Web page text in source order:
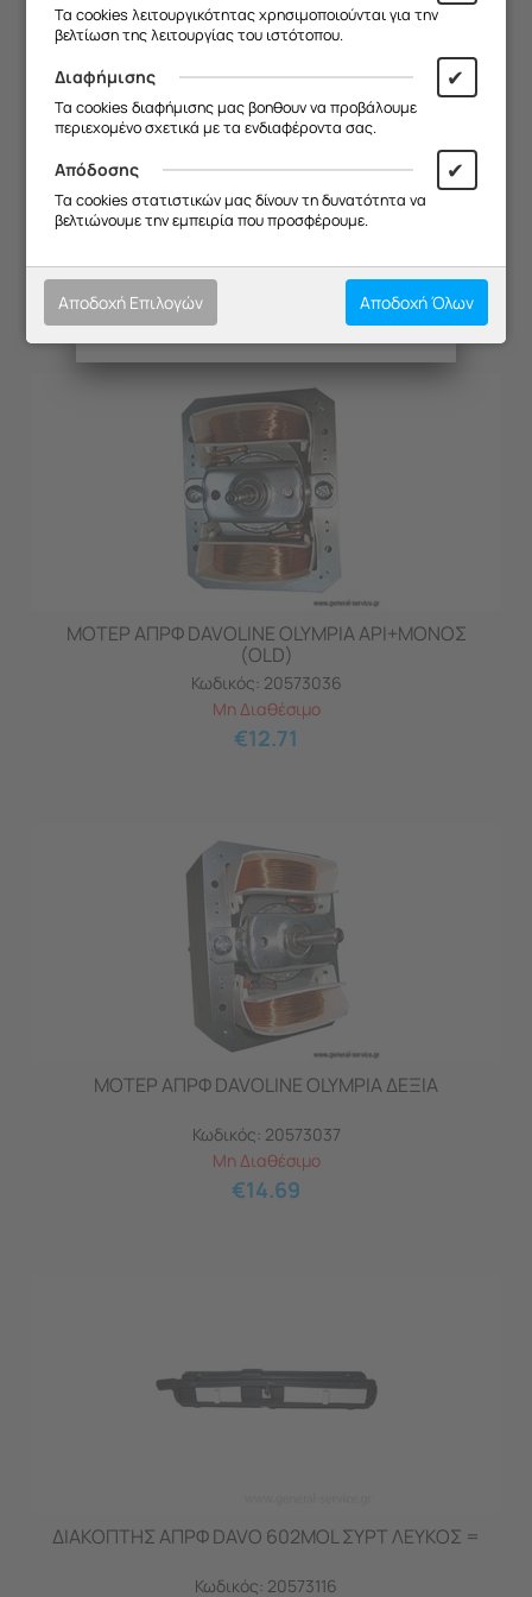
ΤΑΠΑ ΑΠΡΦ DAVO OLYMPIA 0602M Φ=120
Κωδικός: 20572171
ΜΟΤΕΡ ΑΠΡΦ DAVOLINE OLYMPIA ΑΡΙ+ΜΟΝΟΣ
(OLD)
Κωδικός: 20573036
Μη Διαθέσιμο
€12.71
ΜΟΤΕΡ ΑΠΡΦ DAVOLINE OLYMPIA ΔΕΞIA
Κωδικός: 20573037
Μη Διαθέσιμο
€14.69
ΔΙΑΚΟΠΤΗΣ ΑΠΡΦ DAVO 602MOL ΣΥΡΤ ΛΕΥΚΟΣ =
Κωδικός: 20573116
Τα cookies λειτουργικότητας χρησιμοποιούνται για την
βελτίωση της λειτουργίας του ιστότοπου.
Διαφήμισης ✔
Τα cookies διαφήμισης μας βοηθουν να προβάλουμε
περιεχομένο σχετικά με τα ενδιαφέροντα σας.
Απόδοσης ✔
Τα cookies στατιστικών μας δίνουν τη δυνατότητα να
βελτιώνουμε την εμπειρία που προσφέρουμε.
Αποδοχή Επιλογών Αποδοχή Όλων
Σας ευχαριστούμε για την
κατανόηση και σας ευχόμαστε καλό
καλοκαίρι!
Θα θέλαμε να σας ενημερώσουμε ότι
η επιχείρησή μας θα παραμείνει
κλειστή από13/08 έως και 18/08
Θα είμαστε ξανά κοντά σας από
19/08.
κατανόηση και σας ευχόμαστε καλό